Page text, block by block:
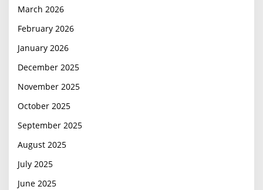
March 2026
February 2026
January 2026
December 2025
November 2025
October 2025
September 2025
August 2025
July 2025
June 2025